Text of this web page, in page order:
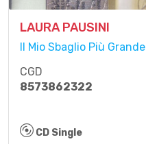
LAURA PAUSINI
Il Mio Sbaglio Più Grande
CGD
8573862322
CD Single